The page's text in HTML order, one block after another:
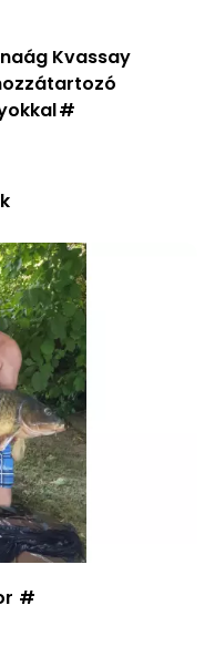
Kvassay